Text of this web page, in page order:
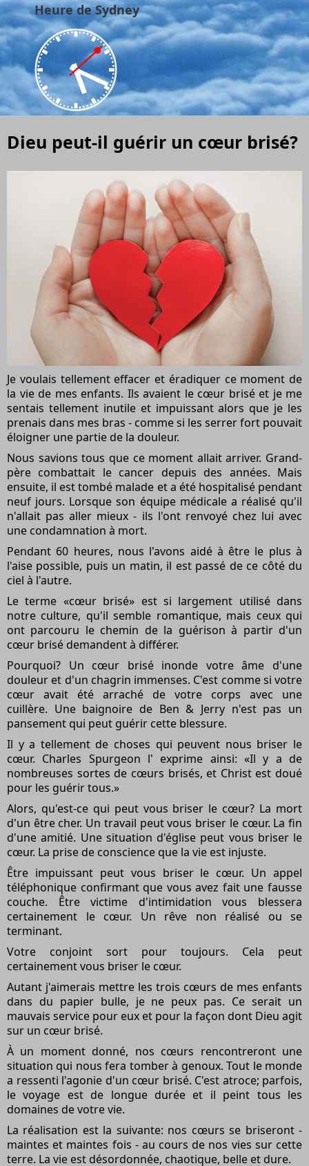
Heure de Sydney
Dieu peut-il guérir un cœur brisé?
Je voulais tellement effacer et éradiquer ce moment de
la vie de mes enfants. Ils avaient le cœur brisé et je me
sentais tellement inutile et impuissant alors que je les
prenais dans mes bras - comme si les serrer fort pouvait
éloigner une partie de la douleur.
Nous savions tous que ce moment allait arriver. Grand-
père combattait le cancer depuis des années. Mais
ensuite, il est tombé malade et a été hospitalisé pendant
neuf jours. Lorsque son équipe médicale a réalisé qu'il
n'allait pas aller mieux - ils l'ont renvoyé chez lui avec
une condamnation à mort.
Pendant 60 heures, nous l'avons aidé à être le plus à
l'aise possible, puis un matin, il est passé de ce côté du
ciel à l'autre.
Le terme «cœur brisé» est si largement utilisé dans
notre culture, qu'il semble romantique, mais ceux qui
ont parcouru le chemin de la guérison à partir d'un
cœur brisé demandent à différer.
Pourquoi? Un cœur brisé inonde votre âme d'une
douleur et d'un chagrin immenses. C'est comme si votre
cœur avait été arraché de votre corps avec une
cuillère. Une baignoire de Ben & Jerry n'est pas un
pansement qui peut guérir cette blessure.
Il y a tellement de choses qui peuvent nous briser le
cœur. Charles Spurgeon l' exprime ainsi: «Il y a de
nombreuses sortes de cœurs brisés, et Christ est doué
pour les guérir tous.»
Alors, qu'est-ce qui peut vous briser le cœur? La mort
d'un être cher. Un travail peut vous briser le cœur. La fin
d'une amitié. Une situation d'église peut vous briser le
cœur. La prise de conscience que la vie est injuste.
Être impuissant peut vous briser le cœur. Un appel
téléphonique confirmant que vous avez fait une fausse
couche. Être victime d'intimidation vous blessera
certainement le cœur. Un rêve non réalisé ou se
terminant.
Votre conjoint sort pour toujours. Cela peut
certainement vous briser le cœur.
Autant j'aimerais mettre les trois cœurs de mes enfants
dans du papier bulle, je ne peux pas. Ce serait un
mauvais service pour eux et pour la façon dont Dieu agit
sur un cœur brisé.
À un moment donné, nos cœurs rencontreront une
situation qui nous fera tomber à genoux. Tout le monde
a ressenti l'agonie d'un cœur brisé. C'est atroce; parfois,
le voyage est de longue durée et il peint tous les
domaines de votre vie.
La réalisation est la suivante: nos cœurs se briseront -
maintes et maintes fois - au cours de nos vies sur cette
terre. La vie est désordonnée, chaotique, belle et dure.